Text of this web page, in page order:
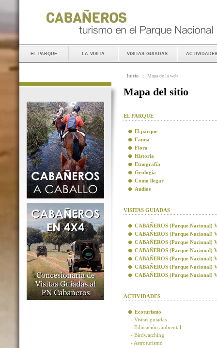
el parque la visita visitas guiadas actividades
Inicio :: Mapa de la web
Mapa del sitio
EL PARQUE
El parque
Fauna
Flora
Historia
Etnografía
Geología
Como llegar
Audios
VISITAS GUIADAS
CABAÑEROS (Parque Nacional)
CABAÑEROS (Parque Nacional)
CABAÑEROS (Parque Nacional)
CABAÑEROS (Parque Nacional)
CABAÑEROS (Parque Nacional)
CABAÑEROS (Parque Nacional)
CABAÑEROS (Parque Nacional)
ACTIVIDADES
Ecoturismo
- Visitas guiadas
- Educación ambiental
- Birdwatching
- Astroturismo